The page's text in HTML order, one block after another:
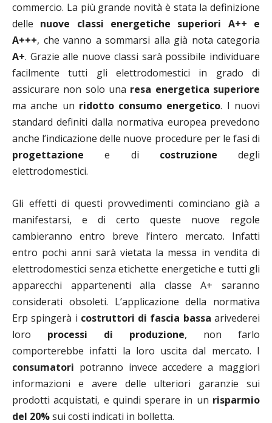
commercio. La più grande novità è stata la definizione
delle nuove classi energetiche superiori A++ e
A+++, che vanno a sommarsi alla già nota categoria
A+. Grazie alle nuove classi sarà possibile individuare
facilmente tutti gli elettrodomestici in grado di
assicurare non solo una resa energetica superiore
ma anche un ridotto consumo energetico. I nuovi
standard definiti dalla normativa europea prevedono
anche l’indicazione delle nuove procedure per le fasi di
progettazionee di costruzione degli
elettrodomestici.
Gli effetti di questi provvedimenti cominciano già a
manifestarsi, e di certo queste nuove regole
cambieranno entro breve l’intero mercato. Infatti
entro pochi anni sarà vietata la messa in vendita di
elettrodomestici senza etichette energetiche e tutti gli
apparecchi appartenenti alla classe A+ saranno
considerati obsoleti. L’applicazione della normativa
Erp spingerà i costruttori di fascia bassaarivederei
loro processi di produzione, non farlo
comporterebbe infatti la loro uscita dal mercato. I
consumatori potranno invece accedere a maggiori
informazioni e avere delle ulteriori garanzie sui
prodotti acquistati, e quindi sperare in un risparmio
del 20%sui costi indicati in bolletta.